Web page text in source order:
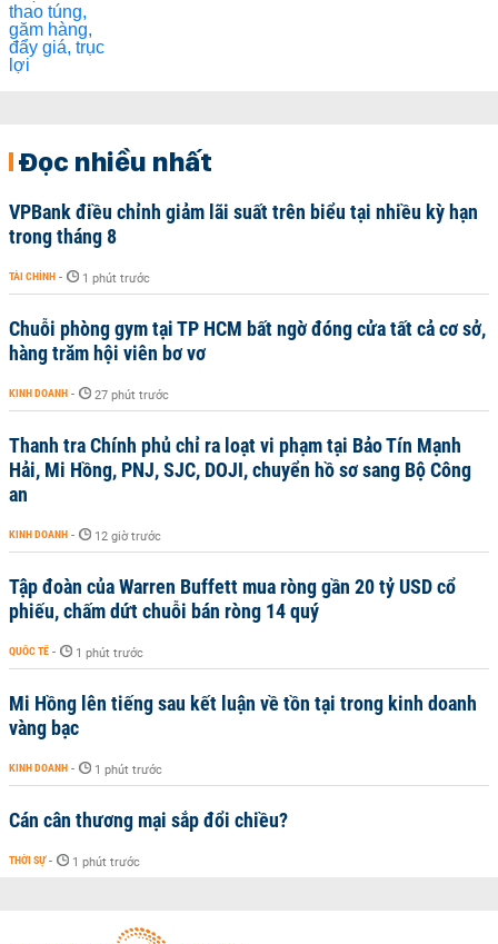
Đọc nhiều nhất
VPBank điều chỉnh giảm lãi suất trên biểu tại nhiều kỳ hạn
trong tháng 8
TÀI CHÍNH - 1 phút trước
Chuỗi phòng gym tại TP HCM bất ngờ đóng cửa tất cả cơ sở,
hàng trăm hội viên bơ vơ
KINH DOANH - 27 phút trước
Thanh tra Chính phủ chỉ ra loạt vi phạm tại Bảo Tín Mạnh
Hải, Mi Hồng, PNJ, SJC, DOJI, chuyển hồ sơ sang Bộ Công
an
KINH DOANH - 12 giờ trước
Tập đoàn của Warren Buffett mua ròng gần 20 tỷ USD cổ
phiếu, chấm dứt chuỗi bán ròng 14 quý
QUỐC TẾ - 1 phút trước
Mi Hồng lên tiếng sau kết luận về tồn tại trong kinh doanh
vàng bạc
KINH DOANH - 1 phút trước
Cán cân thương mại sắp đổi chiều?
THỜI SỰ - 1 phút trước